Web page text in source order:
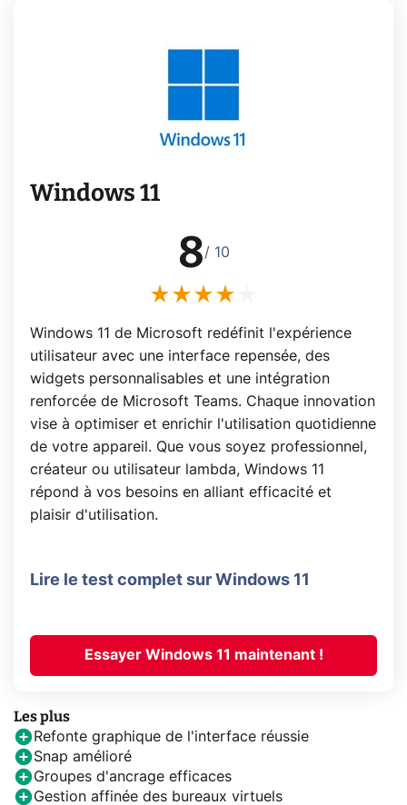
Windows 11
8/ 10
Windows 11 de Microsoft redéfinit l'expérience
utilisateur avec une interface repensée, des
widgets personnalisables et une intégration
renforcée de Microsoft Teams. Chaque innovation
vise à optimiser et enrichir l'utilisation quotidienne
de votre appareil. Que vous soyez professionnel,
créateur ou utilisateur lambda, Windows 11
répond à vos besoins en alliant efficacité et
plaisir d'utilisation.
Lire le test complet sur Windows 11
Essayer Windows 11 maintenant !
Les plus
Refonte graphique de l'interface réussie
Snap amélioré
Groupes d'ancrage efficaces
Gestion affinée des bureaux virtuels